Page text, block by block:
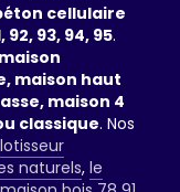
cellulaire
92, 93, 94, 95.
maison haut
maison 4
classique. Nos
lotisseur
naturels, le